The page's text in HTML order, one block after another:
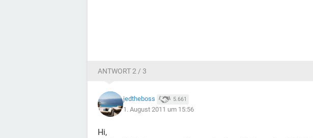
ANTWORT 2 / 3
jedtheboss 5.661
1. August 2011 um 15:56
Hi,